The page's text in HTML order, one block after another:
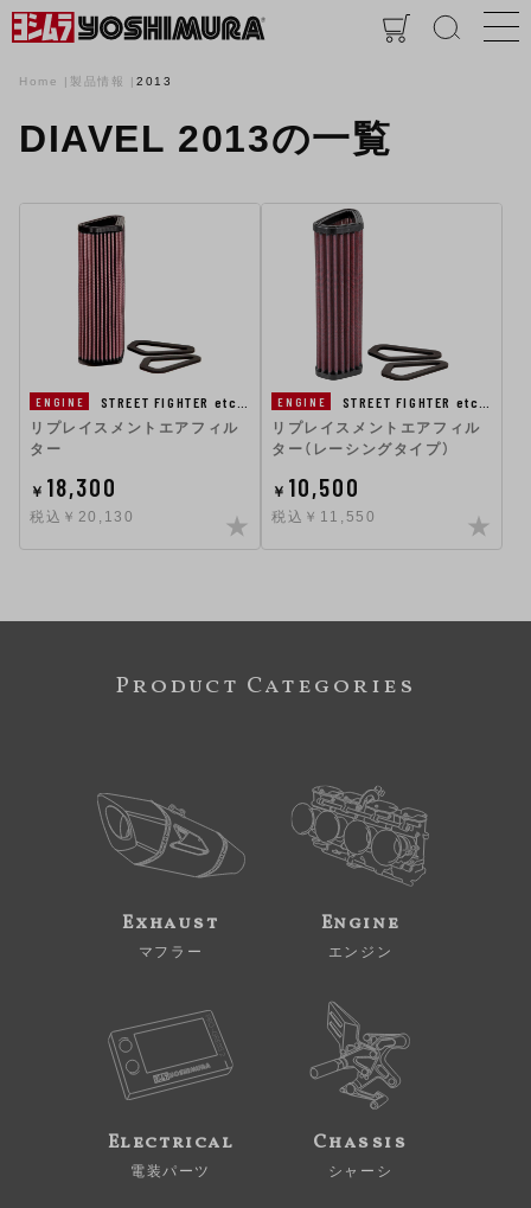
Home 製品情報 2013
DIAVEL 2013の一覧
ENGINE
STREET FIGHTER etc…
リプレイスメントエアフィル
ター
￥ 18,300
税込￥20,130
ENGINE
STREET FIGHTER etc…
リプレイスメントエアフィル
ター（レーシングタイプ）
￥ 10,500
税込￥11,550
Product Categories
Exhaust
マフラー
Engine
エンジン
Electrical
電装パーツ
Chassis
シャーシ